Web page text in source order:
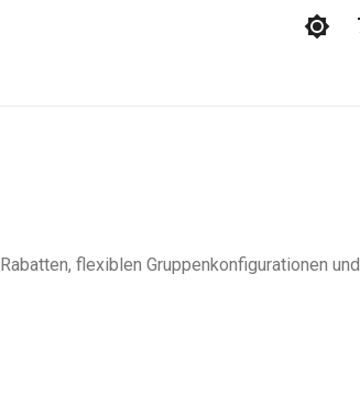
flexiblen Gruppenkonfigurationen und